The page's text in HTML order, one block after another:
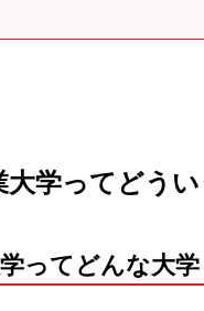
大学ってどうい
ってどんな大学